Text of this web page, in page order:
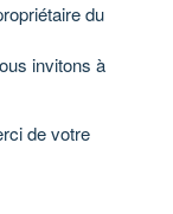
du
invitons à
de votre